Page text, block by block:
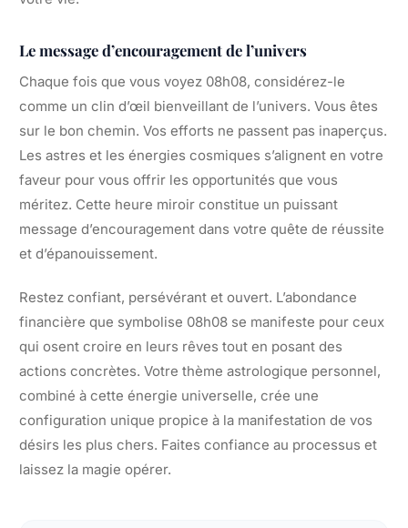
Le message d’encouragement de l’univers
Chaque fois que vous voyez 08h08, considérez-le
comme un clin d’œil bienveillant de l’univers. Vous êtes
sur le bon chemin. Vos efforts ne passent pas inaperçus.
Les astres et les énergies cosmiques s’alignent en votre
faveur pour vous offrir les opportunités que vous
méritez. Cette heure miroir constitue un puissant
message d’encouragement dans votre quête de réussite
et d’épanouissement.
Restez confiant, persévérant et ouvert. L’abondance
financière que symbolise 08h08 se manifeste pour ceux
qui osent croire en leurs rêves tout en posant des
actions concrètes. Votre thème astrologique personnel,
combiné à cette énergie universelle, crée une
configuration unique propice à la manifestation de vos
désirs les plus chers. Faites confiance au processus et
laissez la magie opérer.